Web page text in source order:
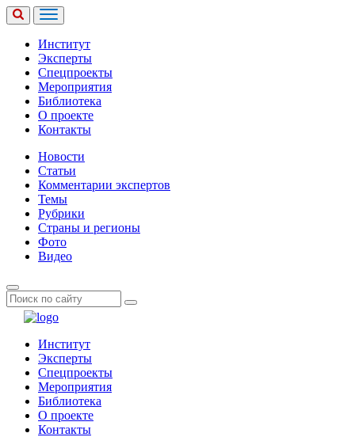
Институт
Эксперты
Спецпроекты
Мероприятия
Библиотека
О проекте
Контакты
Новости
Статьи
Комментарии экспертов
Темы
Рубрики
Страны и регионы
Фото
Видео
Институт
Эксперты
Спецпроекты
Мероприятия
Библиотека
О проекте
Контакты